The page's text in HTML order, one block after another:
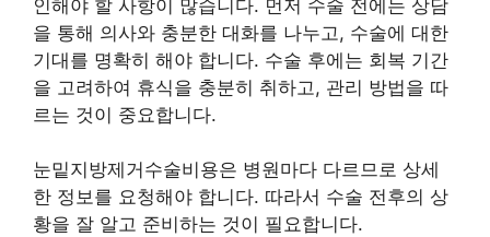
인해야 할 사항이 많습니다. 먼저 수술 전에는 상담
을 통해 의사와 충분한 대화를 나누고, 수술에 대한
기대를 명확히 해야 합니다. 수술 후에는 회복 기간
을 고려하여 휴식을 충분히 취하고, 관리 방법을 따
르는 것이 중요합니다.
눈밑지방제거수술비용은 병원마다 다르므로 상세
한 정보를 요청해야 합니다. 따라서 수술 전후의 상
황을 잘 알고 준비하는 것이 필요합니다.